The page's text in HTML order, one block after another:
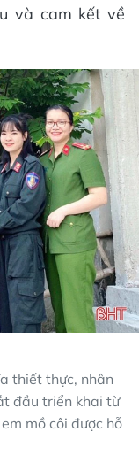
và cam kết về
thiết thực, nhân
đầu triển khai từ
mồ côi được hỗ